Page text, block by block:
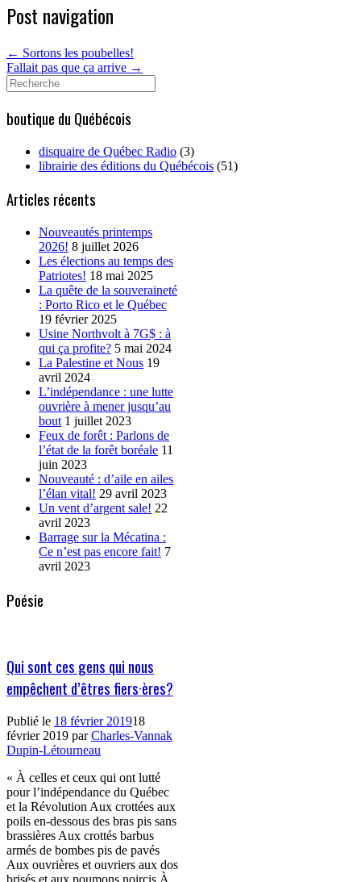
Post navigation
← Sortons les poubelles!
Fallait pas que ça arrive →
Search
for:
boutique du Québécois
disquaire de Québec Radio (3)
librairie des éditions du Québécois (51)
Articles récents
Nouveautés printemps
2026! 8 juillet 2026
Les élections au temps des
Patriotes! 18 mai 2025
La quête de la souveraineté
: Porto Rico et le Québec
19 février 2025
Usine Northvolt à 7G$ : à
qui ça profite? 5 mai 2024
La Palestine et Nous 19
avril 2024
L’indépendance : une lutte
ouvrière à mener jusqu’au
bout 1 juillet 2023
Feux de forêt : Parlons de
l’état de la forêt boréale 11
juin 2023
Nouveauté : d’aile en ailes
l’élan vital! 29 avril 2023
Un vent d’argent sale! 22
avril 2023
Barrage sur la Mécatina :
Ce n’est pas encore fait! 7
avril 2023
Poésie
Qui sont ces gens qui nous
empêchent d’êtres fiers·ères?
Publié le 18 février 201918
février 2019 parCharles-Vannak
Dupin-Létourneau
« À celles et ceux qui ont lutté
pour l’indépendance du Québec
et la Révolution Aux crottées aux
poils en-dessous des bras pis sans
brassières Aux crottés barbus
armés de bombes pis de pavés
Aux ouvrières et ouvriers aux dos
brisés et aux poumons noircis À